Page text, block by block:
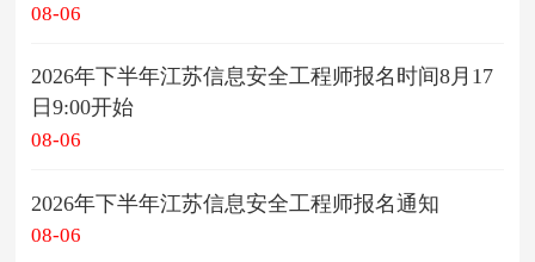
08-06
2026年下半年江苏信息安全工程师报名时间8月17
日9:00开始
08-06
2026年下半年江苏信息安全工程师报名通知
08-06